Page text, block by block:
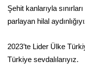
Şehit kanlarıyla
parlayan hilal
2023’te Lider Ülke
Türkiye sevdalılarıyız.